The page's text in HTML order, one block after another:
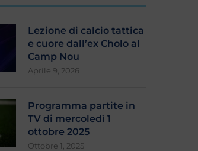
Lezione di calcio tattica
e cuore dall’ex Cholo al
Camp Nou
Aprile 9, 2026
Programma partite in
TV di mercoledì 1
ottobre 2025
Ottobre 1, 2025